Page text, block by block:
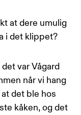
at dere umulig
i det klippet?
var Vågard
når vi hang
det ble hos
kåken, og det